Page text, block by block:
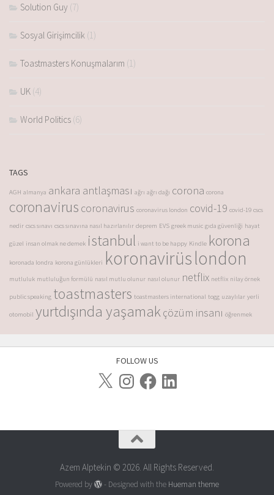
Solution Guy (7)
Sosyal Girişimcilik (1)
Toastmasters Konuşmalarım (1)
UK (4)
World Politics (6)
TAGS
AGH almanya ankara antlaşması ağrı ağrı dağı corona corona
coronavirus coronavirus coronavirus london covid-19 covid-19 cscs
nedir cscs sınavı cscs sınavına nasıl hazırlanılır deprem EVS greek music gıda güvenliği hayat
güzel insan olmak ne demek istanbul i want to be happy Kindle korona
koronada londra korona günlükleri koronavirüslondon
mutluluk mutluluğun formülü nasıl mutlu olunur nasıl olunur netflix netflix nilay örnek
public speaking toastmasters toastmasters international togg uzaylılar yerli
otomobil yurtdışında yaşamakçözüm insanı öğrenmek
FOLLOW US
Azem Alptekin © 2026. All Rights Reserved.
Powered by - Designed with the Hueman theme